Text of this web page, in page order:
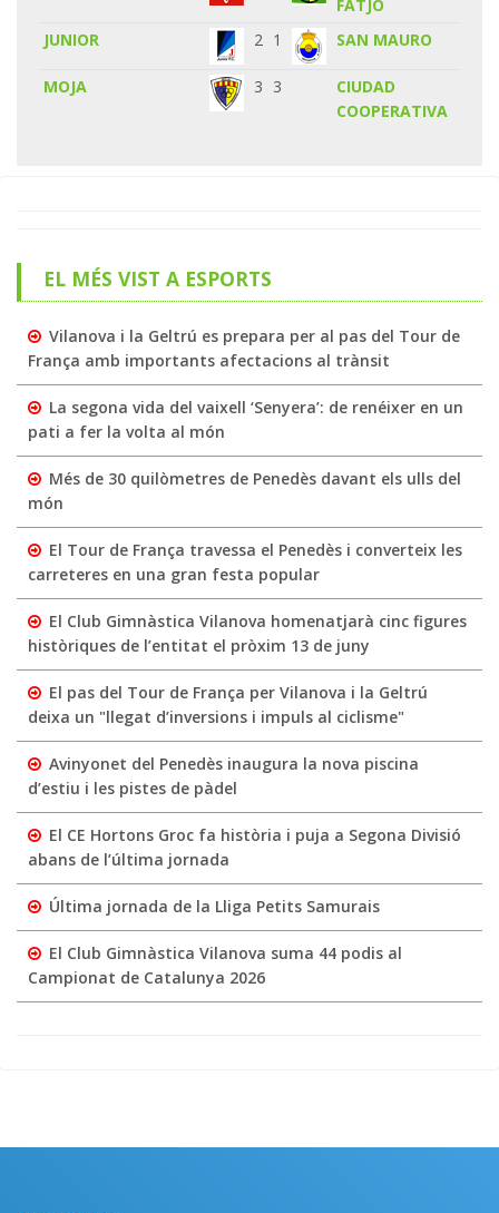
FATJO
JUNIOR
2 1 SAN MAURO
MOJA 3 3
CIUDAD
COOPERATIVA
EL MÉS VIST A ESPORTS
Vilanova i la Geltrú es prepara per al pas del Tour de
França amb importants afectacions al trànsit
La segona vida del vaixell ‘Senyera’: de renéixer en un
pati a fer la volta al món
Més de 30 quilòmetres de Penedès davant els ulls del
món
El Tour de França travessa el Penedès i converteix les
carreteres en una gran festa popular
El Club Gimnàstica Vilanova homenatjarà cinc figures
històriques de l’entitat el pròxim 13 de juny
El pas del Tour de França per Vilanova i la Geltrú
deixa un "llegat d’inversions i impuls al ciclisme"
Avinyonet del Penedès inaugura la nova piscina
d’estiu i les pistes de pàdel
El CE Hortons Groc fa història i puja a Segona Divisió
abans de l’última jornada
Última jornada de la Lliga Petits Samurais
El Club Gimnàstica Vilanova suma 44 podis al
Campionat de Catalunya 2026